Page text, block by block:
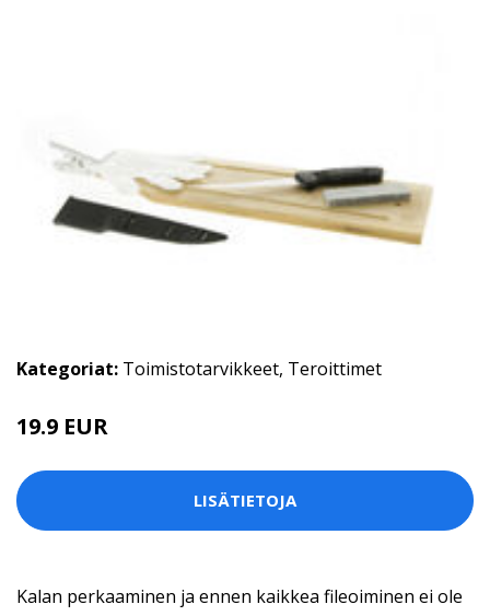
Kategoriat: Toimistotarvikkeet, Teroittimet
19.9 EUR
LISÄTIETOJA
Kalan perkaaminen ja ennen kaikkea fileoiminen ei ole